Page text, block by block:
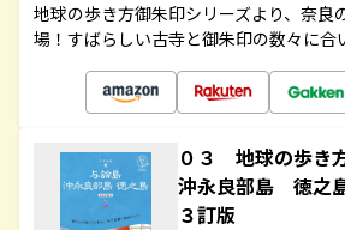
地球の歩き方御朱印シリーズより、奈良
場！すばらしい古寺と御朱印の数々に合
０３ 地球の歩
沖永良部島 徳之
３訂版